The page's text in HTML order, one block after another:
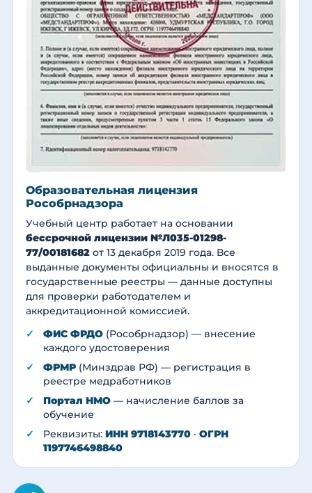
Образовательная лицензия
Рособрнадзора
Учебный центр работает на основании
бессрочной лицензии №Л035-01298-
77/00181682 от 13 декабря 2019 года. Все
выданные документы официальны и вносятся в
государственные реестры — данные доступны
для проверки работодателем и
аккредитационной комиссией.
ФИС ФРДО (Рособрнадзор) — внесение
каждого удостоверения
ФРМР (Минздрав РФ) — регистрация в
реестре медработников
Портал НМО — начисление баллов за
обучение
Реквизиты: ИНН 9718143770 · ОГРН
1197746498840